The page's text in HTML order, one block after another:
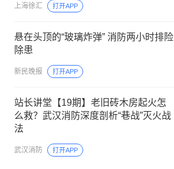
上海徐汇 打开APP
悬在头顶的“玻璃炸弹” 消防两小时排险
除患
新民晚报 打开APP
站长讲堂【19期】老旧砖木房起火怎
么救？武汉消防深度剖析“巷战”灭火战
法
武汉消防 打开APP